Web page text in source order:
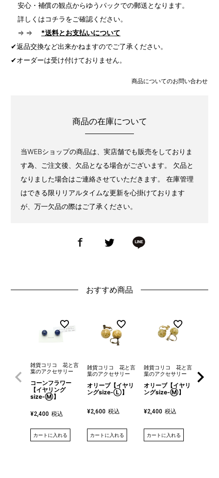
安心・補償の観点からゆうパックでの郵送となります。
詳しくはコチラをご確認ください。
⇒ ⇒
*送料とお支払いについて
✔返品交換など出来かねますのでご了承ください。
✔オーダーは受け付けておりません。
商品についてのお問い合わせ
商品の在庫について
当WEBショップの商品は、実店舗でも販売をしておりま
す為、ご注文後、欠品となる場合がございます。 欠品と
なりました場合はご連絡させていただきます。 在庫管理
はできる限りリアルタイムな更新を心掛けております
が、万一欠品の際はご了承ください。
おすすめ商品
雑貨コリコ 花と言
葉のアクセサリー
コーンフラワー
【イヤリング
size-Ⓜ】
¥2,400 税込
カートに入れる
雑貨コリコ 花と言
葉のアクセサリー
オリーブ【イヤリ
ングsize-Ⓛ】
¥2,600 税込
カートに入れる
雑貨コリコ 花と言
葉のアクセサリー
オリーブ【イヤリ
ングsize-Ⓜ】
¥2,400 税込
カートに入れる
葉のア